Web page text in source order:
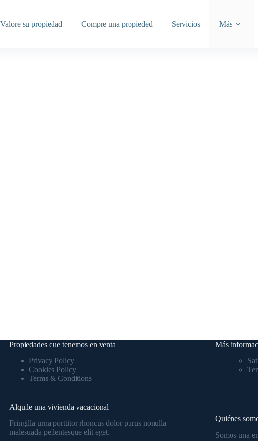
Valore su propiedad Compre una propieded Servicios Más
Propiedades que tenemos en venta
Privacy Policy
Cookies Policy
Terms & Conditions
Alquile una vivienda vacacional
Fringilla urna porttitor rhoncus dolor purus nonulla
malesuada pellentesque elit eget.
Más
Quiénes
Somos una